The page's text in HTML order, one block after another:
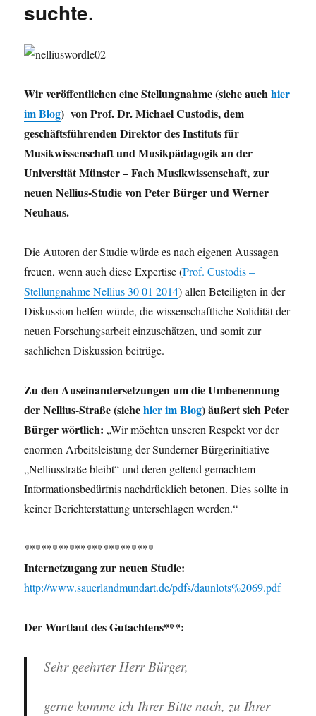
suchte.
Wir veröffentlichen eine Stellungnahme (siehe auchhier
im Blog) von Prof. Dr. Michael Custodis, dem
geschäftsführenden Direktor des Instituts für
Musikwissenschaft und Musikpädagogik an der
Universität Münster – Fach Musikwissenschaft,zur
neuen Nellius-Studie von Peter Bürger und Werner
Neuhaus.
Die Autoren der Studie würde es nach eigenen Aussagen
freuen, wenn auch diese Expertise (Prof. Custodis –
Stellungnahme Nellius 30 01 2014) allen Beteiligten in der
Diskussion helfen würde, die wissenschaftliche Solidität der
neuen Forschungsarbeit einzuschätzen, und somit zur
sachlichen Diskussion beitrüge.
Zu den Auseinandersetzungen um die Umbenennung
der Nellius-Straße (siehehier im Blog) äußert sich Peter
Bürger wörtlich: „Wir möchten unseren Respekt vor der
enormen Arbeitsleistung der Sunderner Bürgerinitiative
„Nelliusstraße bleibt“ und deren geltend gemachtem
Informationsbedürfnis nachdrücklich betonen. Dies sollte in
keiner Berichterstattung unterschlagen werden.“
***********************
Internetzugang zur neuen Studie:
http://www.sauerlandmundart.de/pdfs/daunlots%2069.pdf
Der Wortlaut des Gutachtens***:
Sehr geehrter Herr Bürger,
gerne komme ich Ihrer Bitte nach, zu Ihrer